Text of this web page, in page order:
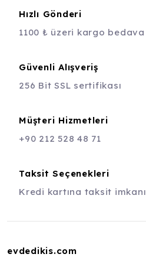
Hızlı Gönderi
1100 ₺ üzeri kargo bedava
Güvenli Alışveriş
256 Bit SSL sertifikası
Müşteri Hizmetleri
+90 212 528 48 71
Taksit Seçenekleri
Kredi kartına taksit imkanı
evdedikis.com